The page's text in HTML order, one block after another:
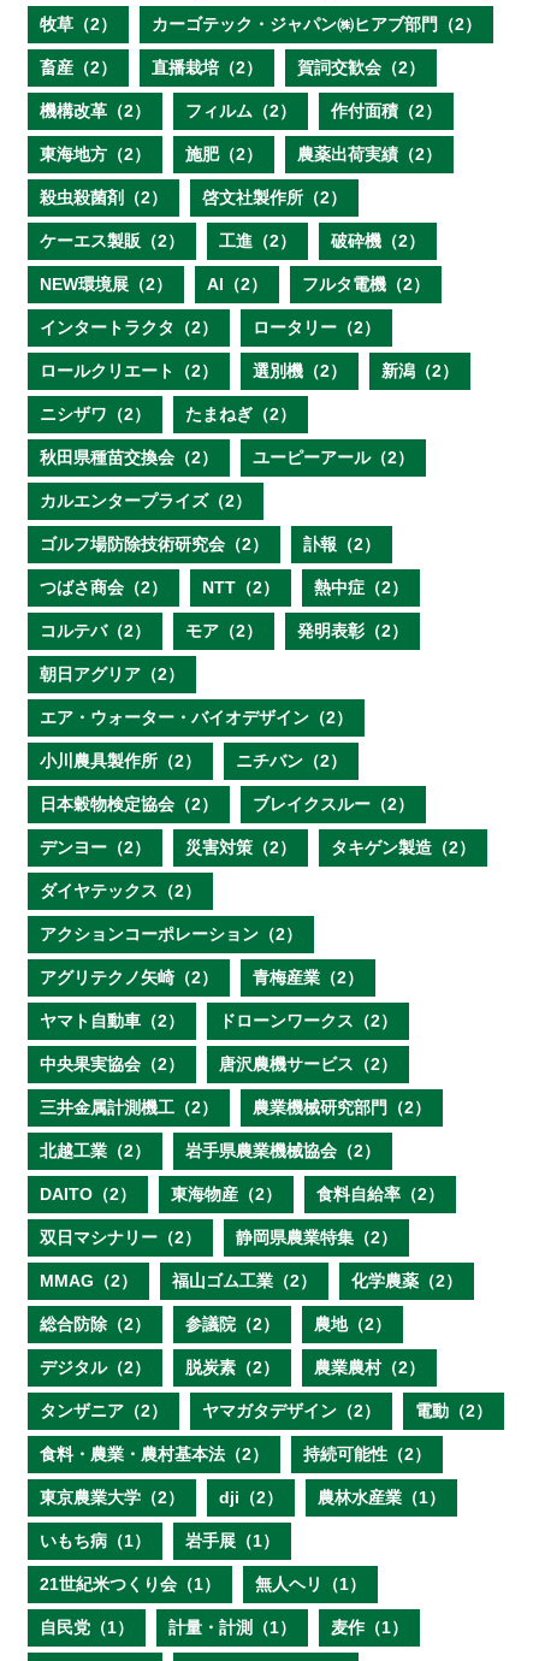
牧草（2） カーゴテック・ジャパン㈱ヒアブ部門（2）
畜産（2） 直播栽培（2） 賀詞交歓会（2）
機構改革（2） フィルム（2） 作付面積（2）
東海地方（2） 施肥（2） 農薬出荷実績（2）
殺虫殺菌剤（2） 啓文社製作所（2）
ケーエス製販（2） 工進（2） 破砕機（2）
NEW環境展（2） AI（2） フルタ電機（2）
インタートラクタ（2） ロータリー（2）
ロールクリエート（2） 選別機（2） 新潟（2）
ニシザワ（2） たまねぎ（2）
秋田県種苗交換会（2） ユーピーアール（2）
カルエンタープライズ（2）
ゴルフ場防除技術研究会（2） 訃報（2）
つばさ商会（2） NTT（2） 熱中症（2）
コルテバ（2） モア（2） 発明表彰（2）
朝日アグリア（2）
エア・ウォーター・バイオデザイン（2）
小川農具製作所（2） ニチバン（2）
日本穀物検定協会（2） ブレイクスルー（2）
デンヨー（2） 災害対策（2） タキゲン製造（2）
ダイヤテックス（2）
アクションコーポレーション（2）
アグリテクノ矢崎（2） 青梅産業（2）
ヤマト自動車（2） ドローンワークス（2）
中央果実協会（2） 唐沢農機サービス（2）
三井金属計測機工（2） 農業機械研究部門（2）
北越工業（2） 岩手県農業機械協会（2）
DAITO（2） 東海物産（2） 食料自給率（2）
双日マシナリー（2） 静岡県農業特集（2）
MMAG（2） 福山ゴム工業（2） 化学農薬（2）
総合防除（2） 参議院（2） 農地（2）
デジタル（2） 脱炭素（2） 農業農村（2）
タンザニア（2） ヤマガタデザイン（2） 電動（2）
食料・農業・農村基本法（2） 持続可能性（2）
東京農業大学（2） dji（2） 農林水産業（1）
いもち病（1） 岩手展（1）
21世紀米つくり会（1） 無人ヘリ（1）
自民党（1） 計量・計測（1） 麦作（1）